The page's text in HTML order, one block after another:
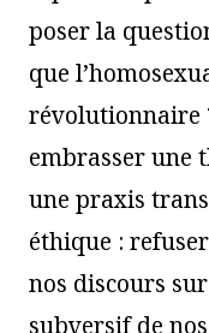
poser la
que
révolutionnaire
embrasser une
une praxis
éthique :
nos discours
subversif de